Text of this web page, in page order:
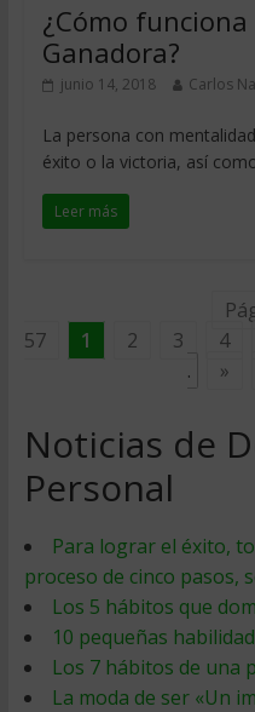
¿Cómo
Ganadora?
junio 14, 2018 Carlos
La persona con
éxito o la victoria, así
Leer más
57
1 2 3 4
.
»
Noticias de
Personal
Para lograr el éxito,
proceso de cinco pasos,
Los 5 hábitos que
10 pequeñas
Los 7 hábitos de una
La moda de ser «Un